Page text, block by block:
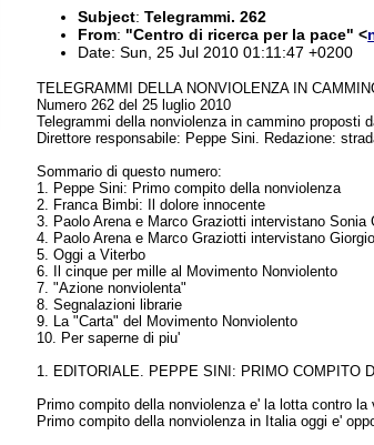
Subject:Telegrammi. 262
From: "Centro di ricerca per la pace" <
Date: Sun, 25 Jul 2010 01:11:47 +0200
TELEGRAMMI DELLA NONVIOLENZA IN
Numero 262 del 25 luglio 2010
Telegrammi della nonviolenza in cammino proposti
Direttore responsabile: Peppe Sini. Redazione:
Sommario di questo numero:
1. Peppe Sini: Primo compito della nonviolenza
2. Franca Bimbi: Il dolore innocente
3. Paolo Arena e Marco Graziotti intervistano Sonia
4. Paolo Arena e Marco Graziotti intervistano
5. Oggi a Viterbo
6. Il cinque per mille al Movimento Nonviolento
7. "Azione nonviolenta"
8. Segnalazioni librarie
9. La "Carta" del Movimento Nonviolento
10. Per saperne di piu'
1. EDITORIALE. PEPPE SINI: PRIMO COMPITO
Primo compito della nonviolenza e' la lotta contro
Primo compito della nonviolenza in Italia oggi e'